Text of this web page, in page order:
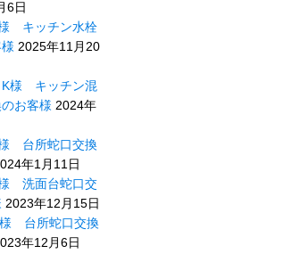
6日
キッチン水栓
2025年11月20
様 キッチン混
お客様 2024年
台所蛇口交換
年1月11日
洗面台蛇口交
2023年12月15日
台所蛇口交換
年12月6日